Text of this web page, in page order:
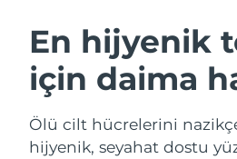
En hijyenik
için daima
Ölü cilt hücrelerini
hijyenik, seyahat dostu
LUNA™ 4 seti
BEAR™ 2 seti
Avusturya
Bahreyn
Belçika